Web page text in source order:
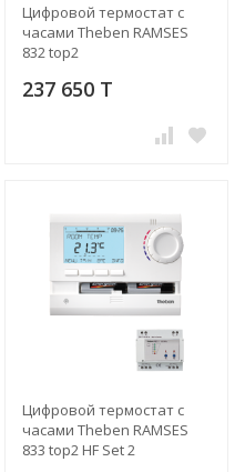
Цифровой термостат с
часами Theben RAMSES
832 top2
237 650 T
Цифровой термостат с
часами Theben RAMSES
833 top2 HF Set 2